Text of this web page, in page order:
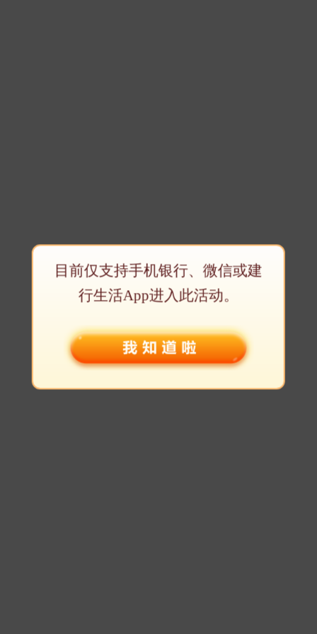
目前仅支持手机银行、微信或建
行生活App进入此活动。